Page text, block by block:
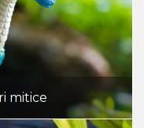
mitice